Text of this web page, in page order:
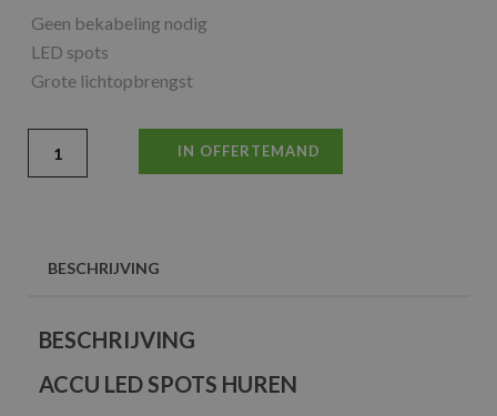
Geen bekabeling nodig
LED spots
Grote lichtopbrengst
IN OFFERTEMAND
BESCHRIJVING
BESCHRIJVING
ACCU LED SPOTS HUREN